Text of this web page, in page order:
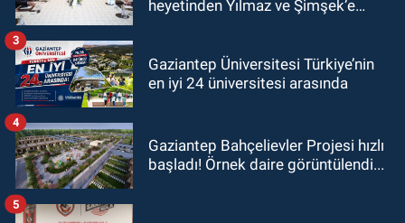
heyetinden Yılmaz ve Şimşek’e
Gaziantep Üniversitesi Türkiye’nin
en iyi 24 üniversitesi arasında
3
Gaziantep Bahçelievler Projesi hızlı
başladı! Örnek daire görüntülendi...
4
5